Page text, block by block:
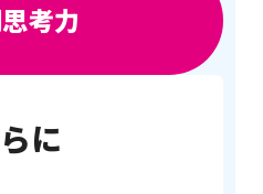
考力
に